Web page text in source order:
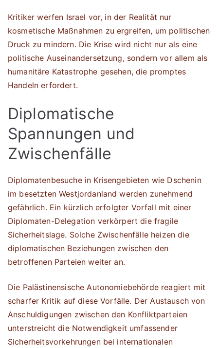
Kritiker werfen Israel vor, in der Realität nur
kosmetische Maßnahmen zu ergreifen, um politischen
Druck zu mindern. Die Krise wird nicht nur als eine
politische Auseinandersetzung, sondern vor allem als
humanitäre Katastrophe gesehen, die promptes
Handeln erfordert.
Diplomatische
Spannungen und
Zwischenfälle
Diplomatenbesuche in Krisengebieten wie Dschenin
im besetzten Westjordanland werden zunehmend
gefährlich. Ein kürzlich erfolgter Vorfall mit einer
Diplomaten-Delegation verkörpert die fragile
Sicherheitslage. Solche Zwischenfälle heizen die
diplomatischen Beziehungen zwischen den
betroffenen Parteien weiter an.
Die Palästinensische Autonomiebehörde reagiert mit
scharfer Kritik auf diese Vorfälle. Der Austausch von
Anschuldigungen zwischen den Konfliktparteien
unterstreicht die Notwendigkeit umfassender
Sicherheitsvorkehrungen bei internationalen